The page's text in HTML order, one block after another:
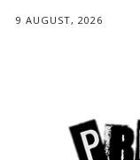
9 AUGUST, 2026